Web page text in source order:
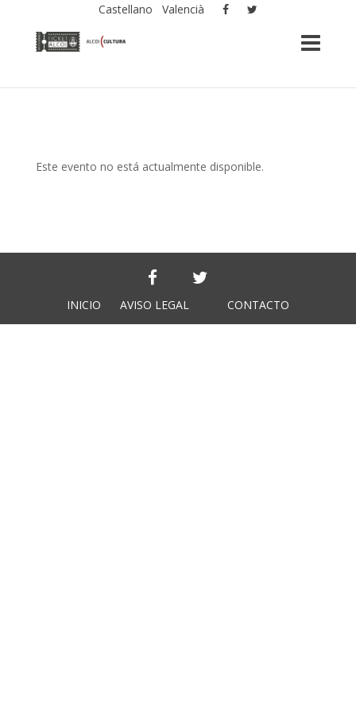
Castellano Valencià
Este evento no está actualmente disponible.
INICIO AVISO LEGAL CONTACTO